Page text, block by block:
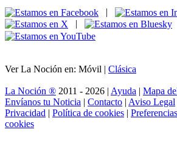
|
|
Ver La Noción en: Móvil | Clásica
La Noción ® 2011 - 2026 | Ayuda | Mapa
Envíanos tu Noticia | Contacto | Aviso Legal
Privacidad | Política de cookies |
cookies